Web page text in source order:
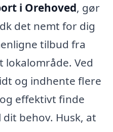
i Orehoved, gør
det nemt for dig
tilbud fra
lokalområde. Ved
og indhente flere
effektivt finde
behov. Husk, at